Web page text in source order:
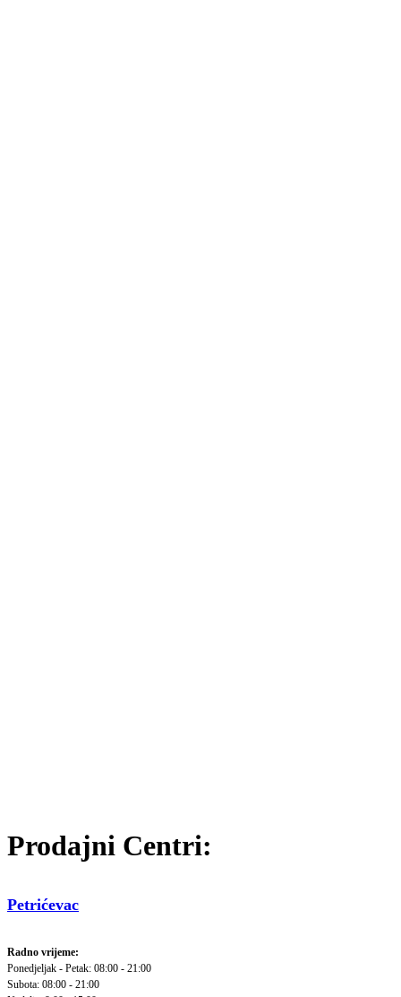
Prodajni Centri:
Petrićevac
Radno vrijeme:
Ponedjeljak - Petak: 08:00 - 21:00
Subota: 08:00 - 21:00